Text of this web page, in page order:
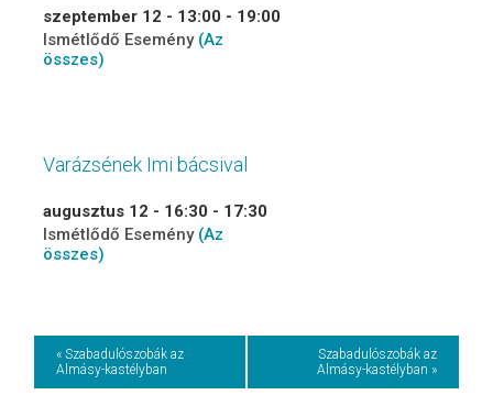
szeptember 12 - 13:00 - 19:00
Ismétlődő Esemény (Az
összes)
Varázsének Imi bácsival
augusztus 12 - 16:30 - 17:30
Ismétlődő Esemény (Az
összes)
Event
Navigation
« Szabadulószobák az
Almásy-kastélyban
Szabadulószobák az
Almásy-kastélyban »